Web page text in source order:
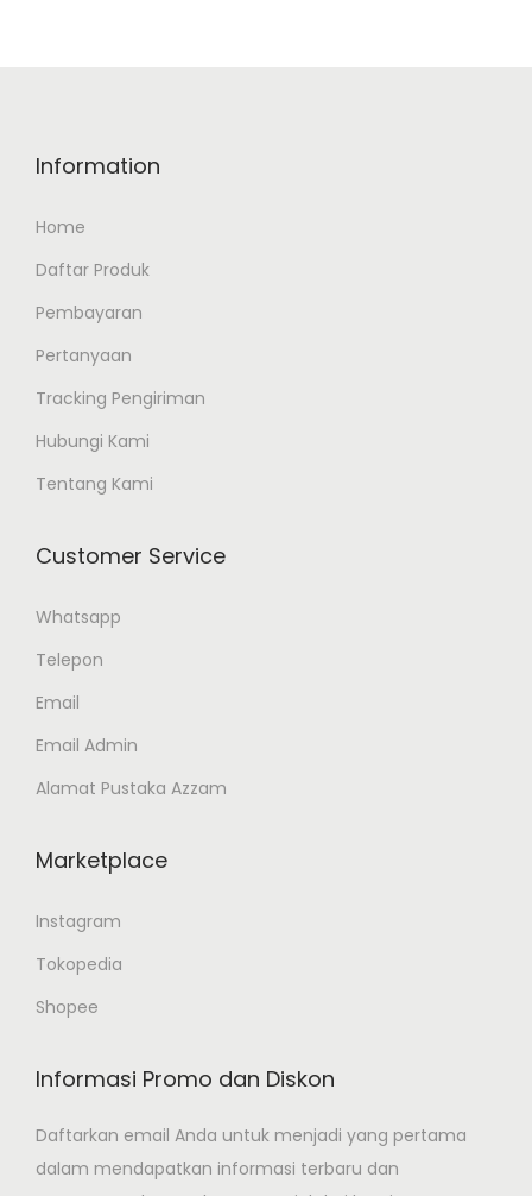
Information
Home
Daftar Produk
Pembayaran
Pertanyaan
Tracking Pengiriman
Hubungi Kami
Tentang Kami
Customer Service
Whatsapp
Telepon
Email
Email Admin
Alamat Pustaka Azzam
Marketplace
Instagram
Tokopedia
Shopee
Informasi Promo dan Diskon
Daftarkan email Anda untuk menjadi yang pertama
dalam mendapatkan informasi terbaru dan